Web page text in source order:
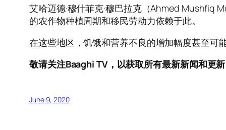
艾哈迈德·穆什菲克·穆巴拉克（Ahmed Mushfiq
的农作物种植周期和移民劳动力依赖于此。
在这些地区，饥饿和营养不良的增加幅度甚至可
敬请关注Baaghi TV，以获取所有最新新闻和更
June 9, 2020